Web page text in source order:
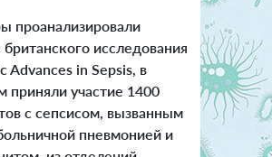
проанализировали
исследования
Advances in Sepsis, в
приняли участие 1400
с сепсисом, вызванным
пневмонией и